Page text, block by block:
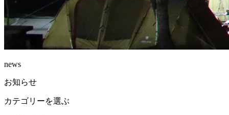
news
お知らせ
カテゴリーを選ぶ